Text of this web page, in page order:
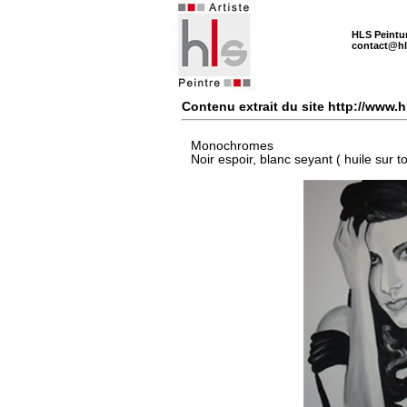
HLS
Contenu extrait du site http://
Monochromes
Noir espoir, blanc seyant ( huile sur